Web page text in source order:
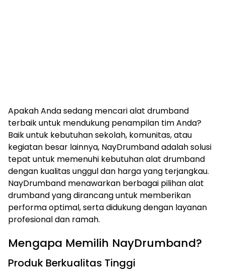
Apakah Anda sedang mencari alat drumband
terbaik untuk mendukung penampilan tim Anda?
Baik untuk kebutuhan sekolah, komunitas, atau
kegiatan besar lainnya, NayDrumband adalah solusi
tepat untuk memenuhi kebutuhan alat drumband
dengan kualitas unggul dan harga yang terjangkau.
NayDrumband menawarkan berbagai pilihan alat
drumband yang dirancang untuk memberikan
performa optimal, serta didukung dengan layanan
profesional dan ramah.
Mengapa Memilih NayDrumband?
Produk Berkualitas Tinggi